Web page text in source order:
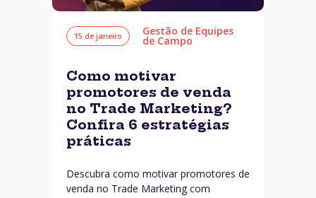
15 de janeiro Gestão de Equipes
de Campo
Como motivar
promotores de venda
no Trade Marketing?
Confira 6 estratégias
práticas
Descubra como motivar promotores de
venda no Trade Marketing com